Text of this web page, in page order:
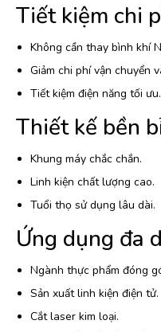
Tiết kiệm chi
Không cần thay bình khí
Giảm chi phí vận chuyển
Tiết kiệm điện năng tối ưu.
Thiết kế bền
Khung máy chắc chắn.
Linh kiện chất lượng cao.
Tuổi thọ sử dụng lâu dài.
Ứng dụng đa
Ngành thực phẩm đóng
Sản xuất linh kiện điện tử.
Cắt laser kim loại.